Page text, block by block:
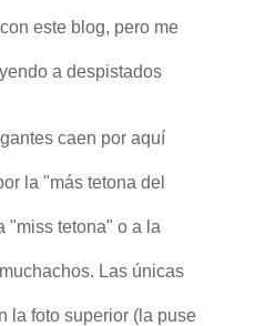
este blog, pero me
a despistados
caen por aquí
la "más tetona del
"miss tetona" o a la
Las únicas
la foto superior (la puse